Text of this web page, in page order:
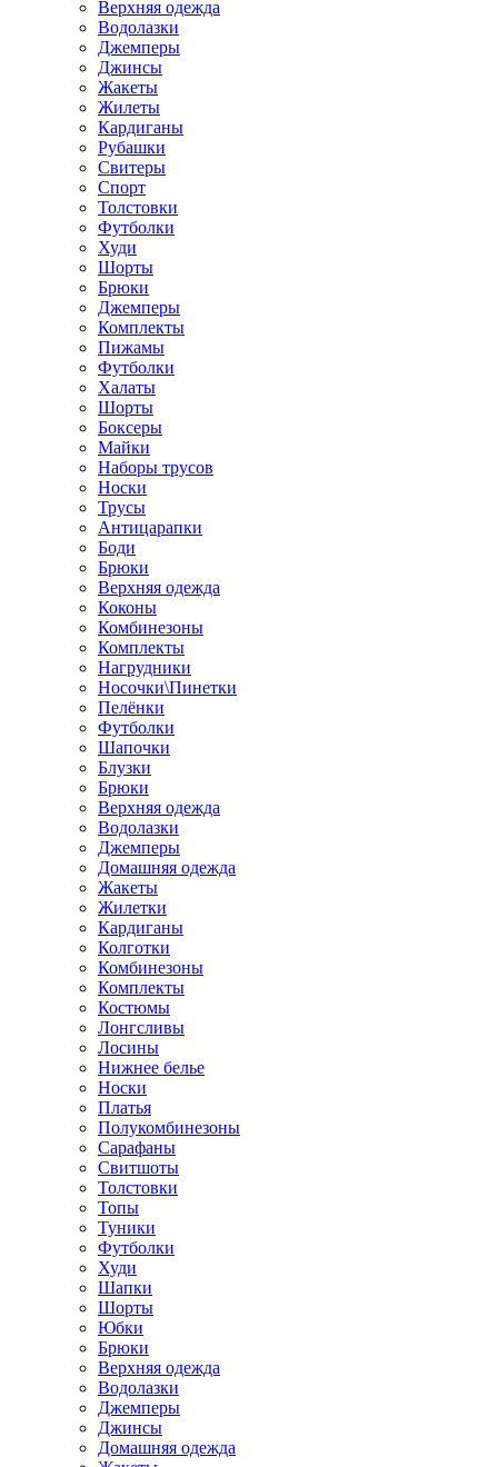
Верхняя одежда
Водолазки
Джемперы
Джинсы
Жакеты
Жилеты
Кардиганы
Рубашки
Свитеры
Спорт
Толстовки
Футболки
Худи
Шорты
Брюки
Джемперы
Комплекты
Пижамы
Футболки
Халаты
Шорты
Боксеры
Майки
Наборы трусов
Носки
Трусы
Антицарапки
Боди
Брюки
Верхняя одежда
Коконы
Комбинезоны
Комплекты
Нагрудники
Носочки\Пинетки
Пелёнки
Футболки
Шапочки
Блузки
Брюки
Верхняя одежда
Водолазки
Джемперы
Домашняя одежда
Жакеты
Жилетки
Кардиганы
Колготки
Комбинезоны
Комплекты
Костюмы
Лонгсливы
Лосины
Нижнее белье
Носки
Платья
Полукомбинезоны
Сарафаны
Свитшоты
Толстовки
Топы
Туники
Футболки
Худи
Шапки
Шорты
Юбки
Брюки
Верхняя одежда
Водолазки
Джемперы
Джинсы
Домашняя одежда